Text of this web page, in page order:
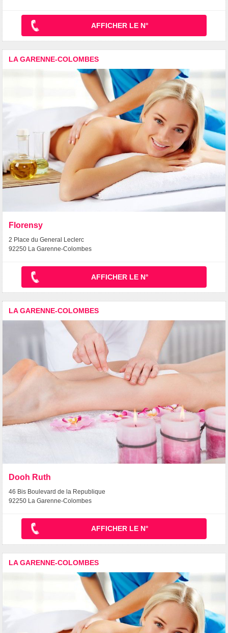
AFFICHER LE N°
LA GARENNE-COLOMBES
Florensy
2 Place du General Leclerc
92250 La Garenne-Colombes
AFFICHER LE N°
LA GARENNE-COLOMBES
Dooh Ruth
46 Bis Boulevard de la Republique
92250 La Garenne-Colombes
AFFICHER LE N°
LA GARENNE-COLOMBES